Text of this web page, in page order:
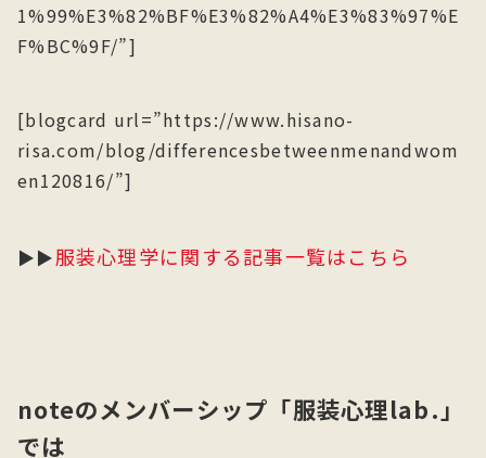
1%99%E3%82%BF%E3%82%A4%E3%83%97%E
F%BC%9F/”]
[blogcard url=”https://www.hisano-
risa.com/blog/differencesbetweenmenandwom
en120816/”]
▶▶服装心理学に関する記事一覧はこちら
noteのメンバーシップ「服装心理lab.」
では